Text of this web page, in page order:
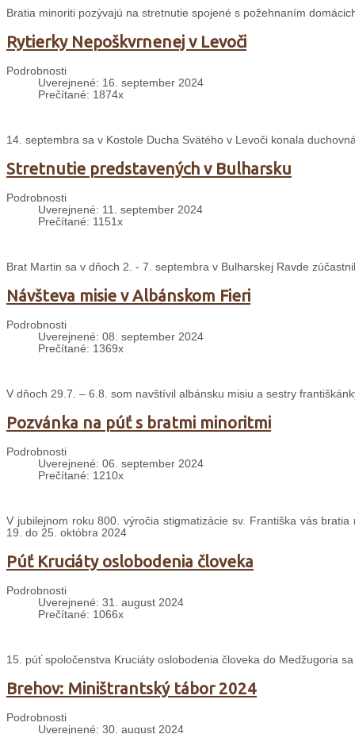
Bratia minoriti pozývajú na stretnutie spojené s požehnaním
Rytierky Nepoškvrnenej v Levoči
Podrobnosti
Uverejnené: 16. september 2024
Prečítané: 1874x
14. septembra sa v Kostole Ducha Svätého v Levoči konala
Stretnutie predstavených v Bulharsku
Podrobnosti
Uverejnené: 11. september 2024
Prečítané: 1151x
Brat Martin sa v dňoch 2. - 7. septembra v Bulharskej Ravde
Návšteva misie v Albánskom Fieri
Podrobnosti
Uverejnené: 08. september 2024
Prečítané: 1369x
V dňoch 29.7. – 6.8. som navštívil albánsku misiu a sestry
Pozvánka na púť s bratmi minoritmi
Podrobnosti
Uverejnené: 06. september 2024
Prečítané: 1210x
V jubilejnom roku 800. výročia stigmatizácie sv. Františka vás
19. do 25. októbra 2024
Púť Kruciáty oslobodenia človeka
Podrobnosti
Uverejnené: 31. august 2024
Prečítané: 1066x
15. púť spoločenstva Kruciáty oslobodenia človeka do Medžugoria
Brehov: Miništrantský tábor 2024
Podrobnosti
Uverejnené: 30. august 2024